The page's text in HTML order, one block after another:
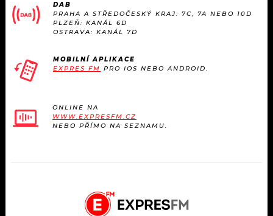
VIP
TRENDY
KULTURA
OSTATNÍ
JAK NALADIT
DAB
PRAHA A STŘEDOČESKÝ KRAJ: 7C, 7A NEBO 10D
PLZEŇ: KANÁL 6D
OSTRAVA: KANÁL 7D
MOBILNÍ APLIKACE
EXPRES FM PRO IOS NEBO ANDROID.
ONLINE NA
WWW.EXPRESFM.CZ
NEBO PŘÍMO NA SEZNAMU.